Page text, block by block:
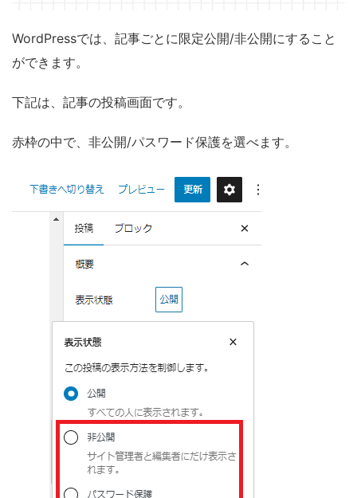
WordPressでは、記事ごとに限定公開/非公開にすること
ができます。
下記は、記事の投稿画面です。
赤枠の中で、非公開/パスワード保護を選べます。